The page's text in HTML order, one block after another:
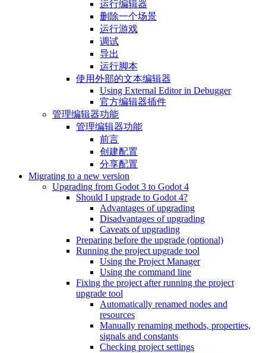
运行编辑器
删除一个场景
运行游戏
调试
导出
运行脚本
使用外部的文本编辑器
Using External Editor in Debugger
官方编辑器插件
管理编辑器功能
管理编辑器功能
前言
创建配置
分享配置
Migrating to a new version
Upgrading from Godot 3 to Godot 4
Should I upgrade to Godot 4?
Advantages of upgrading
Disadvantages of upgrading
Caveats of upgrading
Preparing before the upgrade (optional)
Running the project upgrade tool
Using the Project Manager
Using the command line
Fixing the project after running the project
upgrade tool
Automatically renamed nodes and
resources
Manually renaming methods, properties,
signals and constants
Checking project settings